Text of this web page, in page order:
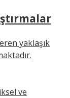
yaklaşık
ve